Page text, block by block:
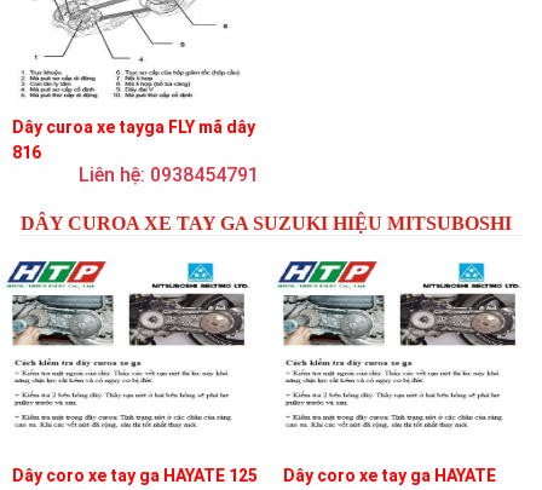
Dây curoa xe tayga FLY mã dây
816
Liên hệ: 0938454791
DÂY CUROA XE TAY GA SUZUKI HIỆU MITSUBOSHI
Dây coro xe tay ga HAYATE 125
Dây coro xe tay ga HAYATE